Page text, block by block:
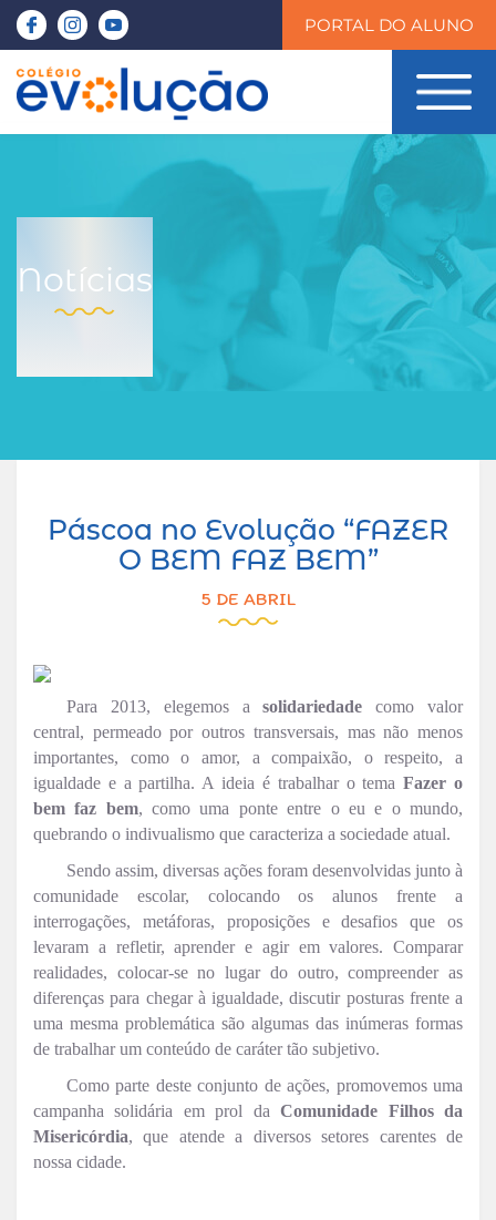
PORTAL DO ALUNO
Notícias
Páscoa no Evolução “FAZER
O BEM FAZ BEM”
5 DE ABRIL
Para 2013, elegemos asolidariedadecomo valor
central, permeado por outros transversais, mas não menos
importantes, como o amor, a compaixão, o respeito, a
igualdade e a partilha. A ideia é trabalhar o temaFazer o
bem faz bem, como uma ponte entre o eu e o mundo,
quebrando o indivualismo que caracteriza a sociedade atual.
Sendo assim, diversas ações foram desenvolvidas junto à
comunidade escolar, colocando os alunos frente a
interrogações, metáforas, proposições e desafios que os
levaram a refletir, aprender e agir em valores. Comparar
realidades, colocar-se no lugar do outro, compreender as
diferenças para chegar à igualdade, discutir posturas frente a
uma mesma problemática são algumas das inúmeras formas
de trabalhar um conteúdo de caráter tão subjetivo.
Como parte deste conjunto de ações, promovemos uma
campanha solidária em prol daComunidade Filhos da
Misericórdia, que atende a diversos setores carentes de
nossa cidade.